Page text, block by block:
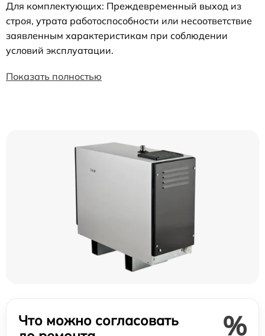
Для комплектующих: Преждевременный выход из
строя, утрата работоспособности или несоответствие
заявленным характеристикам при соблюдении
условий эксплуатации.
Показать полностью
Что можно согласовать
%